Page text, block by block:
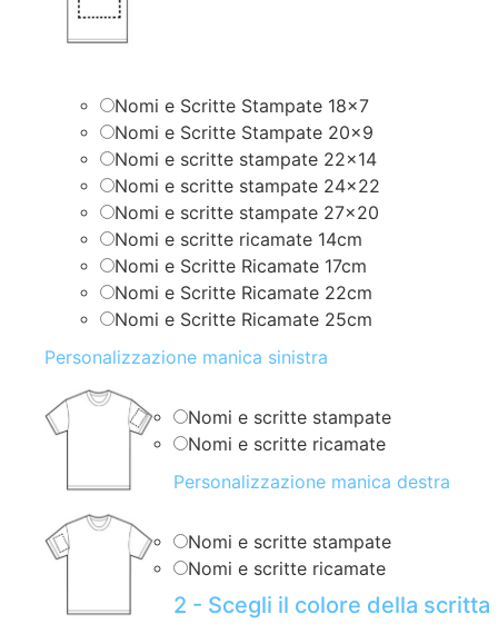
Nomi e Scritte Stampate 18×7
Nomi e Scritte Stampate 20×9
Nomi e scritte stampate 22×14
Nomi e scritte stampate 24×22
Nomi e scritte stampate 27×20
Nomi e scritte ricamate 14cm
Nomi e Scritte Ricamate 17cm
Nomi e Scritte Ricamate 22cm
Nomi e Scritte Ricamate 25cm
Personalizzazione manica sinistra
Nomi e scritte stampate
Nomi e scritte ricamate
Personalizzazione manica destra
Nomi e scritte stampate
Nomi e scritte ricamate
2 - Scegli il colore della scritta